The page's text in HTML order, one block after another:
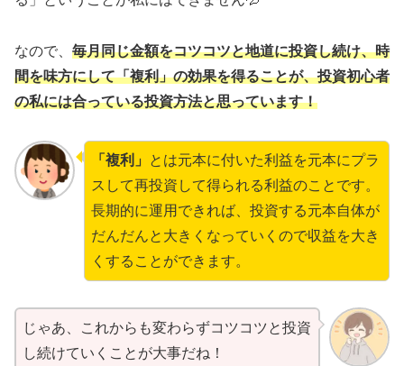
なので、 毎月同じ金額をコツコツと地道に投資し続け、時
間を味方にして「複利」の効果を得ることが、投資初心者
の私には合っている投資方法と思っています！
「複利」
とは元本に付いた利益を元本にプラ
スして再投資して得られる利益のことです。
長期的に運用できれば、投資する元本自体が
だんだんと大きくなっていくので収益を大き
くすることができます。
じゃあ、これからも変わらずコツコツと投資
し続けていくことが大事だね！